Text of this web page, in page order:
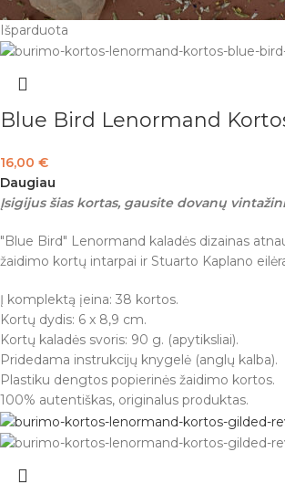
Išparduota
Blue Bird Lenormand
16,00 €
Daugiau
Įsigijus šias kortas, gausite dovanų
"Blue Bird" Lenormand kaladės dizainas
žaidimo kortų intarpai ir Stuarto Kaplano
Į komplektą įeina: 38 kortos.
Kortų dydis: 6 x 8,9 cm.
Kortų kaladės svoris: 90 g. (apytiksliai).
Pridedama instrukcijų knygelė (anglų kalba).
Plastiku dengtos popierinės žaidimo kortos.
100% autentiškas, originalus produktas.